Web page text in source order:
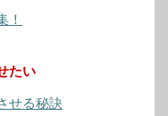
！
たい
せる秘訣